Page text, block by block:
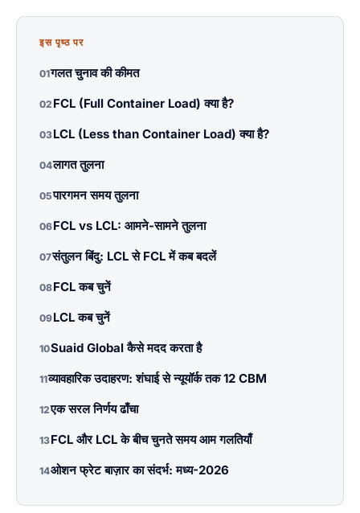
इस पृष्ठ पर
01गलत चुनाव की कीमत
02 FCL (Full Container Load) क्या है?
03LCL (Less than Container Load) क्या है?
04लागत तुलना
05पारगमन समय तुलना
06FCL vs LCL: आमने-सामने तुलना
07संतुलन बिंदु: LCL से FCL में कब बदलें
08FCL कब चुनें
09LCL कब चुनें
10Suaid Global कैसे मदद करता है
11व्यावहारिक उदाहरण: शंघाई से न्यूयॉर्क तक 12 CBM
12एक सरल निर्णय ढाँचा
13FCL और LCL के बीच चुनते समय आम गलतियाँ
14ओशन फ्रेट बाज़ार का संदर्भ: मध्य-2026